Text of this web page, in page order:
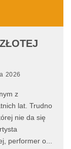
2026
z
lat. Trudno
nie da się
performer o...